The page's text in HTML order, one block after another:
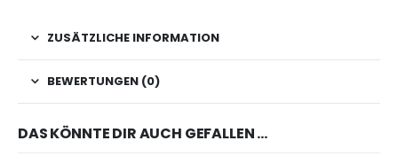
ZUSÄTZLICHE INFORMATION
BEWERTUNGEN (0)
DAS KÖNNTE DIR AUCH GEFALLEN …